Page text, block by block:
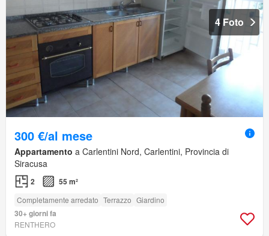
4 Foto
300 €/al mese
Appartamento a Carlentini Nord, Carlentini, Provincia di
Siracusa
2 55 m²
Completamente arredato Terrazzo Giardino
30+ giorni fa
RENTHERO